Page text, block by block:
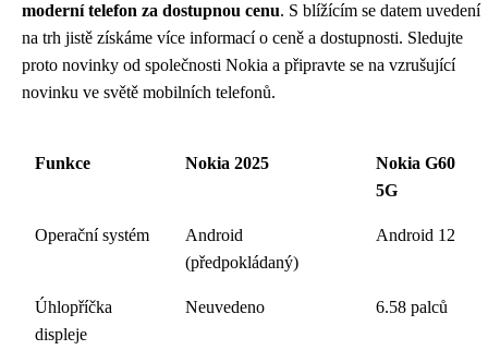
moderní telefon za dostupnou cenu. S blížícím se datem uvedení
na trh jistě získáme více informací o ceně a dostupnosti. Sledujte
proto novinky od společnosti Nokia a připravte se na vzrušující
novinku ve světě mobilních telefonů.
Funkce Nokia 2025
Nokia G60
5G
Operační systém
Android
(předpokládaný)
Android 12
Úhlopříčka
displeje
Neuvedeno 6.58 palců